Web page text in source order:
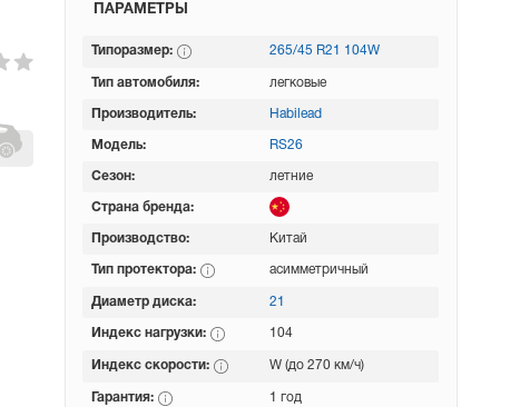
ПАРАМЕТРЫ
Типоразмер: 265/45 R21 104W
Тип автомобиля: легковые
Производитель: Habilead
Модель: RS26
Сезон: летние
Страна бренда:
Производство: Китай
Тип протектора: асимметричный
Диаметр диска: 21
Индекс нагрузки: 104
Индекс скорости: W (до 270 км/ч)
Гарантия: 1 год